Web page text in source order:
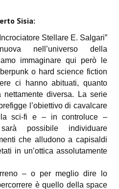
Sisia:
Stellare E. Salgari”
nell’universo della
immaginare qui però le
o hard science fiction
ci hanno abituati, quanto
diversa. La serie
l’obiettivo di cavalcare
sci-fi e – in controluce –
possibile individuare
che alludono a capisaldi
in un’ottica assolutamente
– o per meglio dire lo
è quello della space